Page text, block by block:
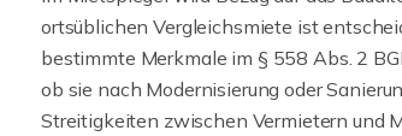
ortsüblichen Vergleichsmiete ist
bestimmte Merkmale im § 558 Abs. 2
ob sie nach Modernisierung oder
Streitigkeiten zwischen Vermietern und